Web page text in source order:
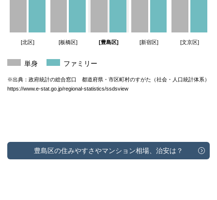
[北区] [板橋区] [豊島区] [新宿区] [文京区]
単身 ファミリー
※出典：政府統計の総合窓口 都道府県・市区町村のすがた（社会・人口統計体系）
https://www.e-stat.go.jp/regional-statistics/ssdsview
豊島区の住みやすさやマンション相場、治安は？